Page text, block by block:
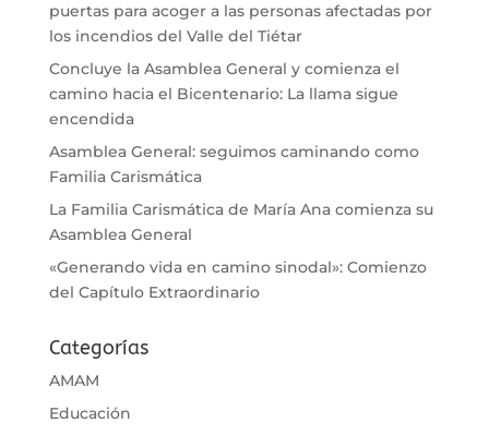
puertas para acoger a las personas afectadas por
los incendios del Valle del Tiétar
Concluye la Asamblea General y comienza el
camino hacia el Bicentenario: La llama sigue
encendida
Asamblea General: seguimos caminando como
Familia Carismática
La Familia Carismática de María Ana comienza su
Asamblea General
«Generando vida en camino sinodal»: Comienzo
del Capítulo Extraordinario
Categorías
AMAM
Educación